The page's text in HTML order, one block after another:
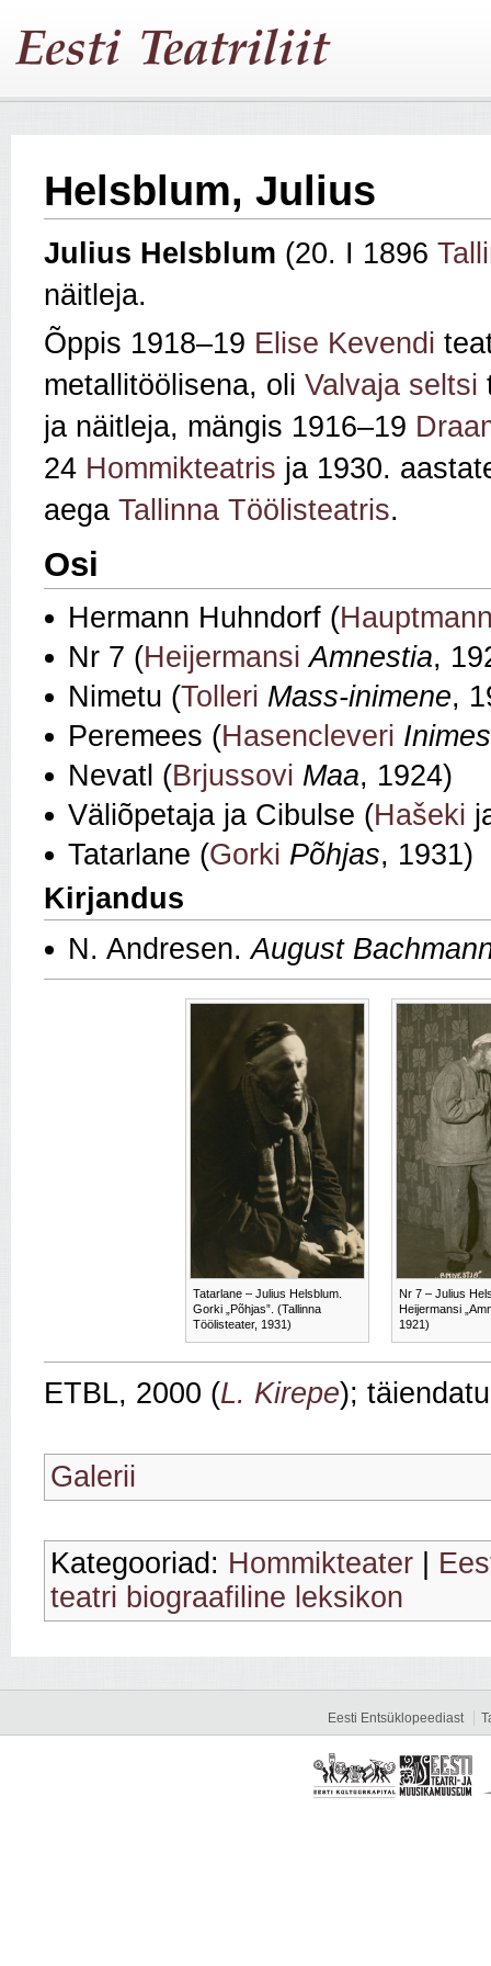
Helsblum, Julius
Julius Helsblum (20. I 1896
näitleja.
Õppis 1918–19 Elise Kevendi
metallitöölisena, oli Valvaja seltsi
ja näitleja, mängis 1916–19
24 Hommikteatris ja 1930.
aega Tallinna Töölisteatris.
Osi
Hermann Huhndorf (
Nr 7 (Heijermansi Amnestia,
Nimetu (Tolleri Mass-inimene,
Peremees (Hasencleveri
Nevatl (Brjussovi Maa, 1924)
Väliõpetaja ja Cibulse (Hašeki
Tatarlane (Gorki Põhjas, 1931)
Kirjandus
N. Andresen.August
Tatarlane – Julius Helsblum.
Gorki „Põhjas”. (Tallinna
Töölisteater, 1931)
Nr 7 – Julius
Heijermansi
1921)
ETBL, 2000 (L. Kirepe);
Galerii
Kategooriad: Hommikteater
teatri biograafiline leksikon
Eesti Entsüklopeediast